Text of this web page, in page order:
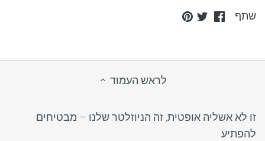
שתף
Share
Share
Pin
לראש העמוד
זו לא אשליה אופטית, זה הניוזלטר שלנו – מבטיחים
להפתיע